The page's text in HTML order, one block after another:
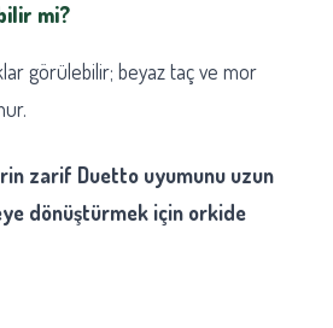
mi?
görülebilir; beyaz taç ve mor
zarif Duetto uyumunu uzun
dönüştürmek için orkide